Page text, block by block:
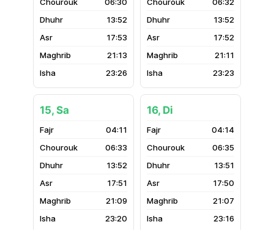
13:52
17:53
21:13
23:26
13:52
17:52
21:11
23:23
15, Sa
04:11
06:33
13:52
17:51
21:09
23:20
16, Di
04:14
06:35
13:51
17:50
21:07
23:16